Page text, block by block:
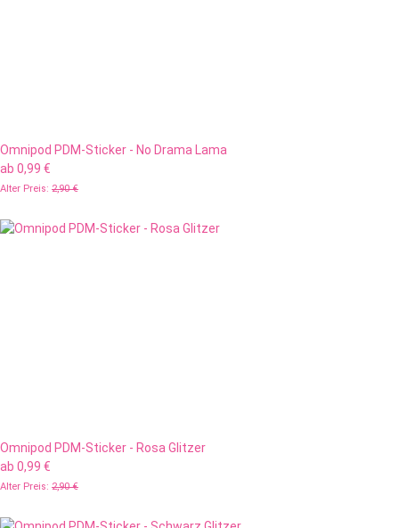
Omnipod PDM-Sticker - No Drama Lama
ab 0,99 €
Alter Preis: 2,90 €
Omnipod PDM-Sticker - Rosa Glitzer
ab 0,99 €
Alter Preis: 2,90 €